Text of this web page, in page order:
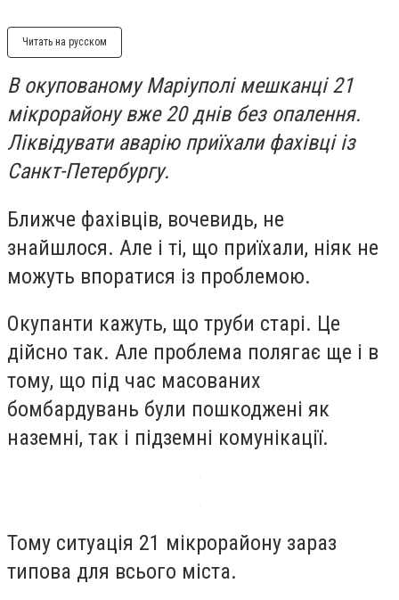
Читать на русском
В окупованому Маріуполі мешканці 21
мікрорайону вже 20 днів без опалення.
Ліквідувати аварію приїхали фахівці із
Санкт-Петербургу.
Ближче фахівців, вочевидь, не
знайшлося. Але і ті, що приїхали, ніяк не
можуть впоратися із проблемою.
Окупанти кажуть, що труби старі. Це
дійсно так. Але проблема полягає ще і в
тому, що під час масованих
бомбардувань були пошкоджені як
наземні, так і підземні комунікації.
Тому ситуація 21 мікрорайону зараз
типова для всього міста.